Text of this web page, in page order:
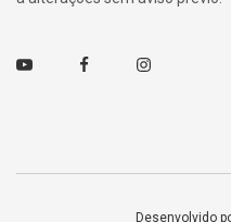
Youtube FacebookInstagram
Desenvolvido